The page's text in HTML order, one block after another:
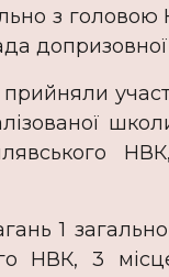
з
1
НВК, 3 місце